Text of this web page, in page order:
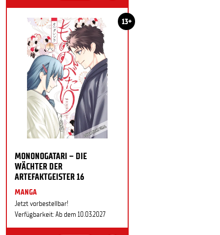
13+
MONONOGATARI – DIE
WÄCHTER DER
ARTEFAKTGEISTER 16
MANGA
Jetzt vorbestellbar!
Verfügbarkeit: Ab dem 10.03.2027